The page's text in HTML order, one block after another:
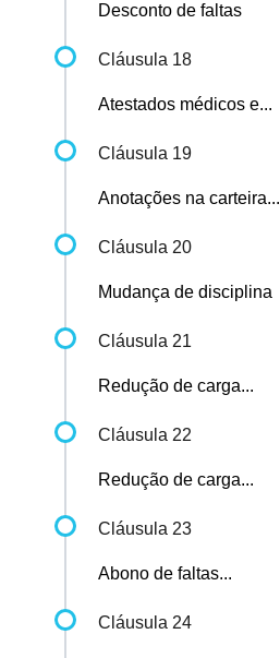
Desconto de faltas
Cláusula 18
Atestados médicos e...
Cláusula 19
Anotações na carteira...
Cláusula 20
Mudança de disciplina
Cláusula 21
Redução de carga...
Cláusula 22
Redução de carga...
Cláusula 23
Abono de faltas...
Cláusula 24